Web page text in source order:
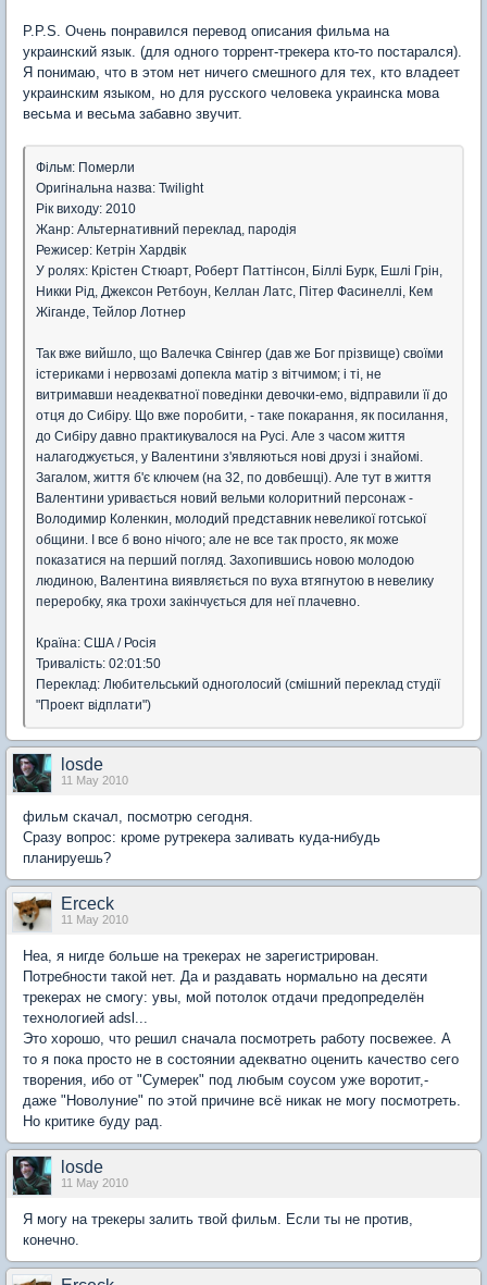
P.P.S. Очень понравился перевод описания фильма на
украинский язык. (для одного торрент-трекера кто-то постарался).
Я понимаю, что в этом нет ничего смешного для тех, кто владеет
украинским языком, но для русского человека украинска мова
весьма и весьма забавно звучит.
Фільм: Померли
Оригінальна назва: Twilight
Рік виходу: 2010
Жанр: Альтернативний переклад, пародія
Режисер: Кетрін Хардвік
У ролях: Крістен Стюарт, Роберт Паттінсон, Біллі Бурк, Ешлі Грін,
Никки Рід, Джексон Ретбоун, Келлан Латс, Пітер Фасинеллі, Кем
Жіганде, Тейлор Лотнер
Так вже вийшло, що Валечка Свінгер (дав же Бог прізвище) своїми
істериками і нервозамі допекла матір з вітчимом; і ті, не
витримавши неадекватної поведінки девочки-емо, відправили її до
отця до Сибіру. Що вже поробити, - таке покарання, як посилання,
до Сибіру давно практикувалося на Русі. Але з часом життя
налагоджується, у Валентини з'являються нові друзі і знайомі.
Загалом, життя б'є ключем (на 32, по довбешці). Але тут в життя
Валентини уривається новий вельми колоритний персонаж -
Володимир Коленкин, молодий представник невеликої готської
общини. І все б воно нічого; але не все так просто, як може
показатися на перший погляд. Захопившись новою молодою
людиною, Валентина виявляється по вуха втягнутою в невелику
переробку, яка трохи закінчується для неї плачевно.
Країна: США / Росія
Тривалість: 02:01:50
Переклад: Любительський одноголосий (смішний переклад студії
"Проект відплати")
losde
11 May 2010
фильм скачал, посмотрю сегодня.
Сразу вопрос: кроме рутрекера заливать куда-нибудь
планируешь?
Erceck
11 May 2010
Неа, я нигде больше на трекерах не зарегистрирован.
Потребности такой нет. Да и раздавать нормально на десяти
трекерах не смогу: увы, мой потолок отдачи предопределён
технологией adsl...
Это хорошо, что решил сначала посмотреть работу посвежее. А
то я пока просто не в состоянии адекватно оценить качество сего
творения, ибо от "Сумерек" под любым соусом уже воротит,-
даже "Новолуние" по этой причине всё никак не могу посмотреть.
Но критике буду рад.
losde
11 May 2010
Я могу на трекеры залить твой фильм. Если ты не против,
конечно.